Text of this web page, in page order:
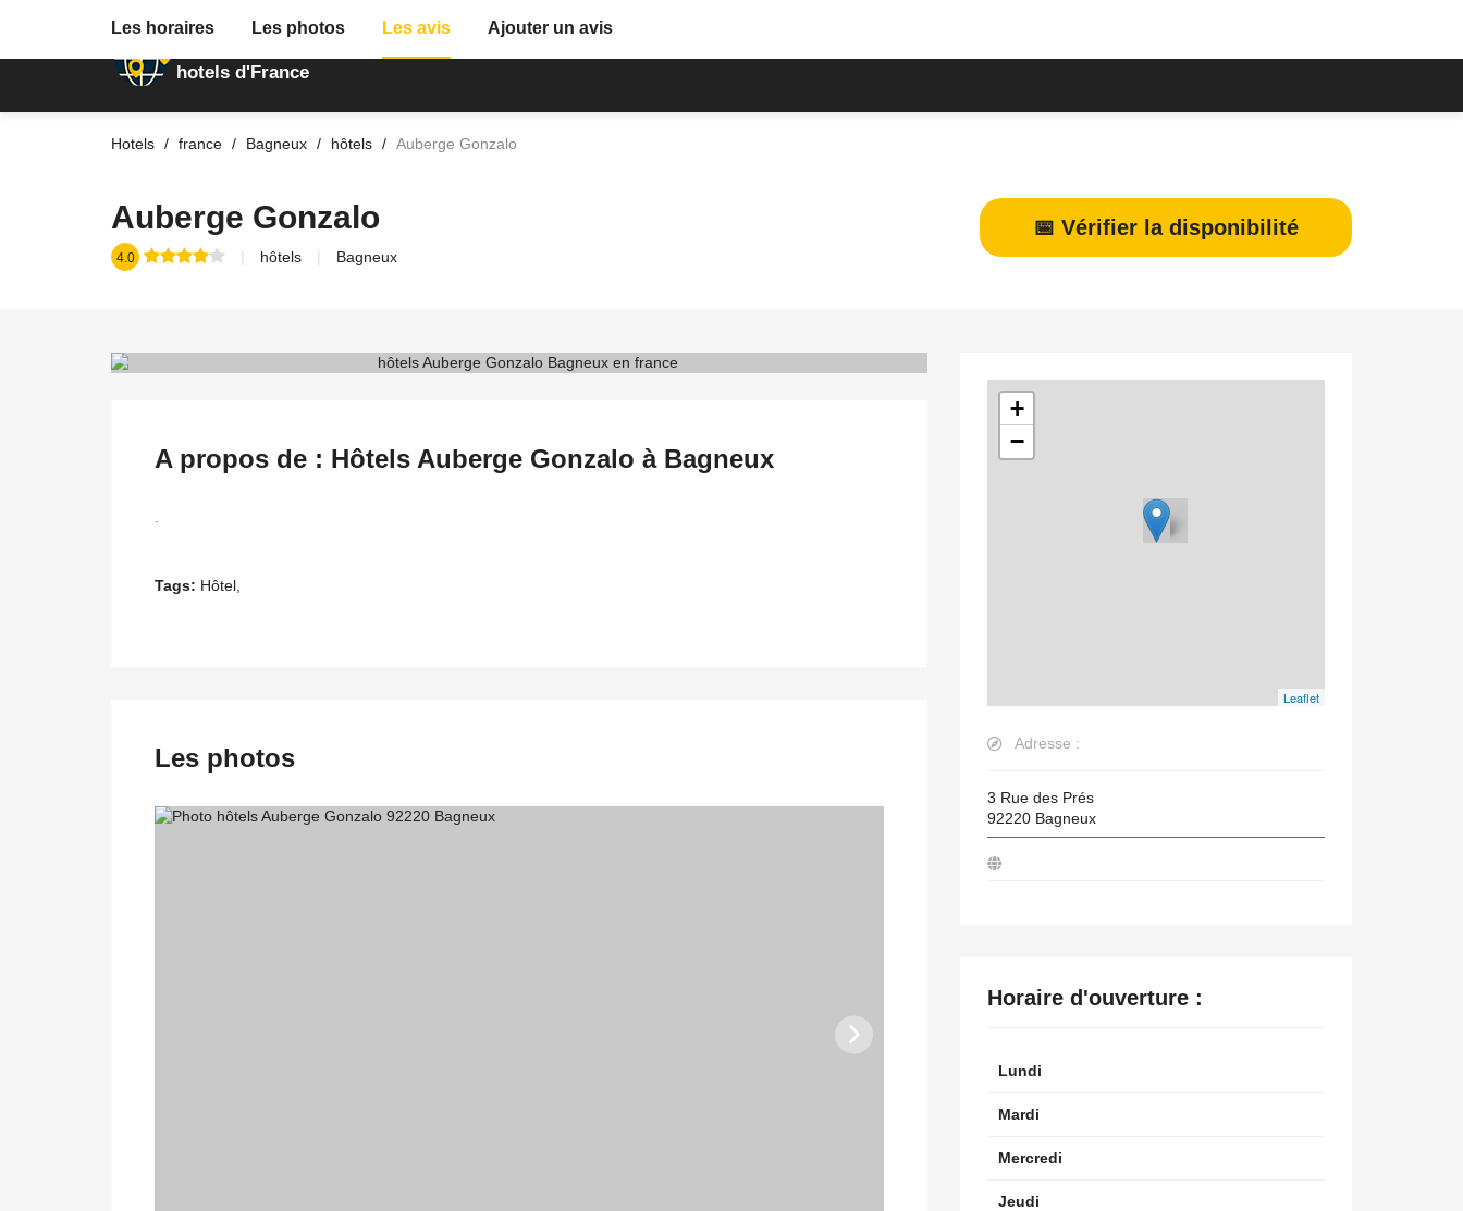
Annuaire des
hotels d'France
Hotels france Bagneux hôtels Auberge Gonzalo
Auberge Gonzalo
4.0 hôtels Bagneux
📅 Vérifier la disponibilité
Les horaires Les photos Les avis Ajouter un avis
A propos de : Hôtels Auberge Gonzalo à Bagneux
Tags: Hôtel,
Les photos
+
−
Leaflet
Adresse :
3 Rue des Prés
92220 Bagneux
Horaire d'ouverture :
Lundi
Mardi
Mercredi
Jeudi